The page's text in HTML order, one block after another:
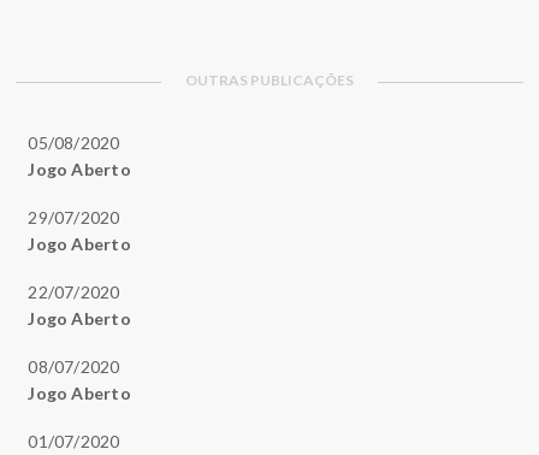
OUTRAS PUBLICAÇÕES
05/08/2020
Jogo Aberto
29/07/2020
Jogo Aberto
22/07/2020
Jogo Aberto
08/07/2020
Jogo Aberto
01/07/2020